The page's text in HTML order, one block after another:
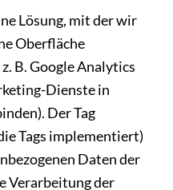
Lösung, mit der wir
Oberfläche
B. Google Analytics
Dienste in
Der Tag
Tags implementiert)
Daten der
Verarbeitung der